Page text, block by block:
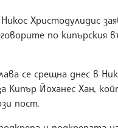
Христодулидис
по кипърския
се срещна днес в
Кипър Йоханес Хан,
пост.